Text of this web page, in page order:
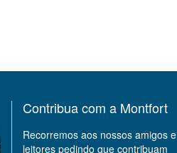
Contribua com a Montfort
Recorremos aos nossos amigos e
leitores pedindo que contribuam